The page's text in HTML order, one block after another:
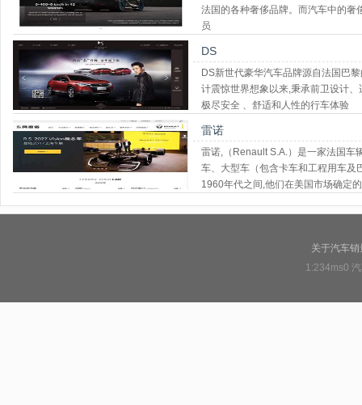
法国的各种奢侈品牌。而汽车中的
员
DS
DS新世代豪华汽车品牌源自法国巴
计震惊世界想象以来,秉承前卫设计
极尽安全 、舒适和人性的行车体验
雷诺
雷诺,（Renault S.A.）是一家法国车
车、大型车（包含卡车和工程用车
1960年代之间,他们在美国市场确定
关于汽车
1:234ms0